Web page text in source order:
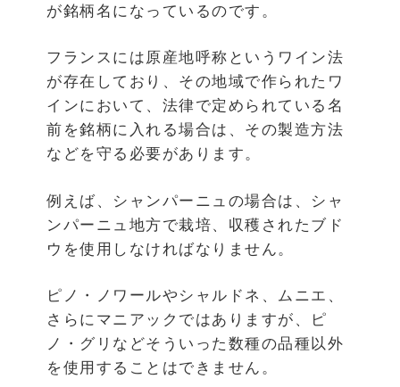
が銘柄名になっているのです。
フランスには原産地呼称というワイン法
が存在しており、その地域で作られたワ
インにおいて、法律で定められている名
前を銘柄に入れる場合は、その製造方法
などを守る必要があります。
例えば、シャンパーニュの場合は、シャ
ンパーニュ地方で栽培、収穫されたブド
ウを使用しなければなりません。
ピノ・ノワールやシャルドネ、ムニエ、
さらにマニアックではありますが、ピ
ノ・グリなどそういった数種の品種以外
を使用することはできません。